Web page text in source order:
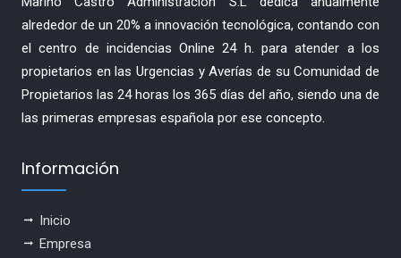
alrededor de un 20% a innovación tecnológica, contando con
el centro de incidencias Online 24 h. para atender a los
propietarios en las Urgencias y Averías de su Comunidad de
Propietarios las 24 horas los 365 días del año, siendo una de
las primeras empresas española por ese concepto.
Información
Inicio
Empresa